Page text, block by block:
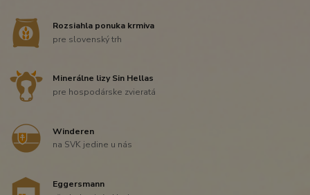
Rozsiahla ponuka krmiva
pre slovenský trh
Minerálne lizy Sin Hellas
pre hospodárske zvieratá
Winderen
na SVK jedine u nás
Eggersmann